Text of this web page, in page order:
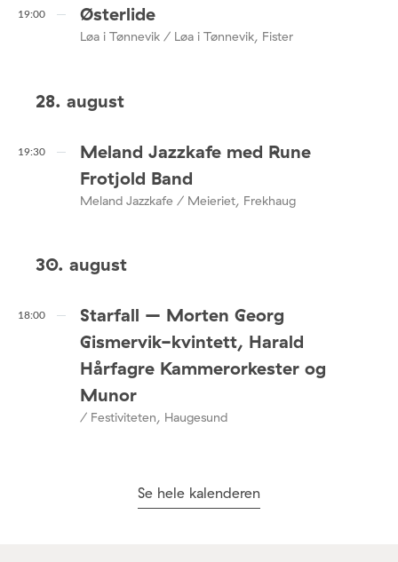
19:00 Østerlide
Løa i Tønnevik / Løa i Tønnevik, Fister
28. august
19:30
Meland Jazzkafe med Rune
Frotjold Band
Meland Jazzkafe / Meieriet, Frekhaug
30. august
18:00
Starfall – Morten Georg
Gismervik-kvintett, Harald
Hårfagre Kammerorkester og
Munor
/ Festiviteten, Haugesund
Se hele kalenderen